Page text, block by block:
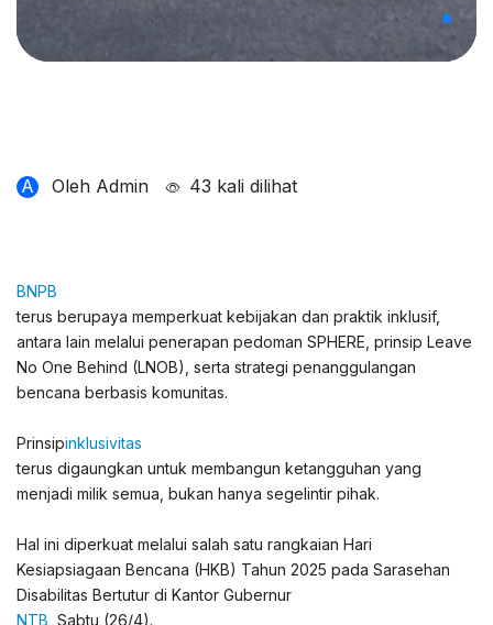
A Oleh Admin 43 kali dilihat
BNPB
terus berupaya memperkuat kebijakan dan praktik inklusif,
antara lain melalui penerapan pedoman SPHERE, prinsip Leave
No One Behind (LNOB), serta strategi penanggulangan
bencana berbasis komunitas.
Prinsipinklusivitas
terus digaungkan untuk membangun ketangguhan yang
menjadi milik semua, bukan hanya segelintir pihak.
Hal ini diperkuat melalui salah satu rangkaian Hari
Kesiapsiagaan Bencana (HKB) Tahun 2025 pada Sarasehan
Disabilitas Bertutur di Kantor Gubernur
NTB , Sabtu (26/4).